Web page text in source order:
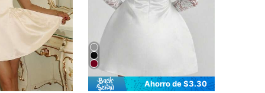
Ahorro de $3.30